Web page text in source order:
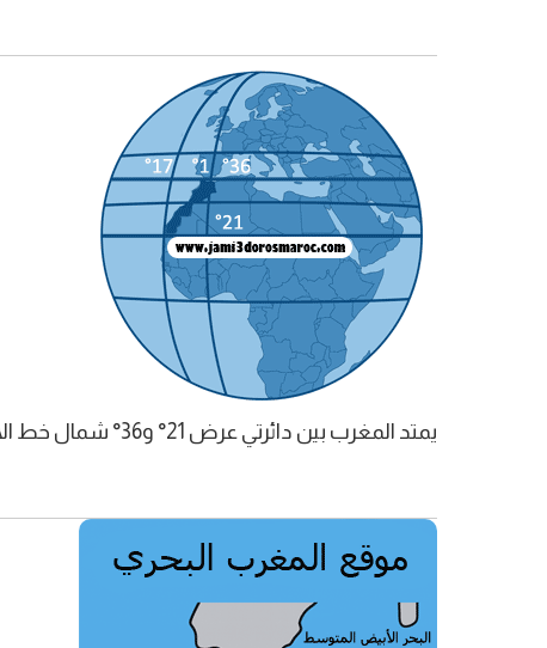
يمتد المغرب بين دائرتي عرض 21° و36° شمال خط الاستواء، وبين خطي طول 1° شرقا و17° غرب خط غرينتش.